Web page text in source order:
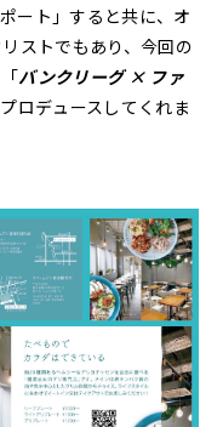
ート」すると共に、オ
ストでもあり、今回の
バンクリーグ × ファ
ロデュースしてくれま